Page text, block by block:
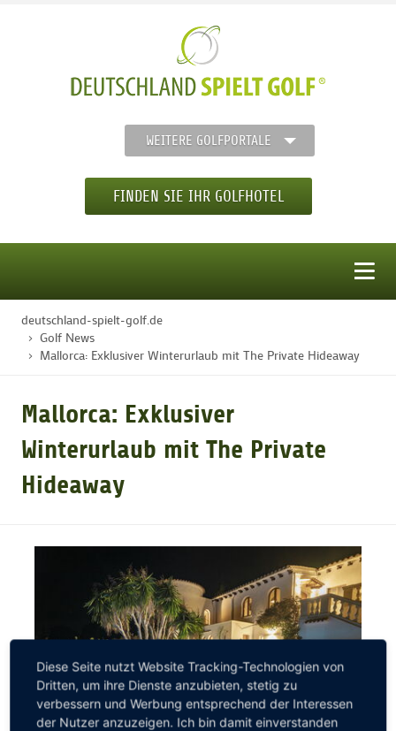
WEITERE GOLFPORTALE
FINDEN SIE IHR GOLFHOTEL
STARTSEITE
GOLFARRANGEMENTS
MALLORCA GOLFWOCHE
GOLF NEWS
deutschland-spielt-golf.de
Golf News
Mallorca: Exklusiver Winterurlaub mit The Private Hideaway
Mallorca: Exklusiver
Winterurlaub mit The Private
Hideaway
Diese Seite nutzt Website Tracking-Technologien von
Dritten, um ihre Dienste anzubieten, stetig zu
verbessern und Werbung entsprechend der Interessen
der Nutzer anzuzeigen. Ich bin damit einverstanden